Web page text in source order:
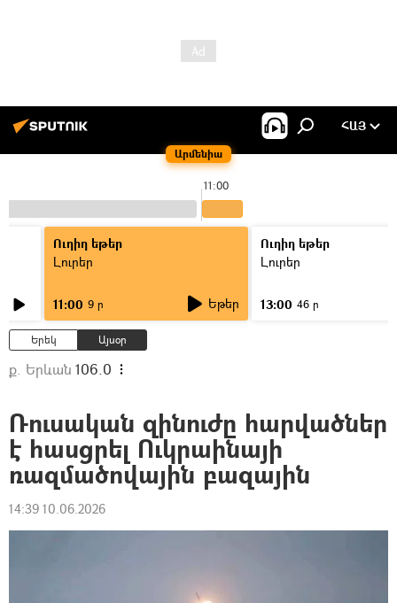
Արմենիա
ՀԱՅ
11:00
Ուղիղ եթեր
Լուրեր
11:00 9 ր Եթեր
Ուղիղ եթեր
Լուրեր
13:00 46 ր
Երեկ Այսօր
ք. Երևան 106.0
Ռուսական զինուժը հարվածներ
է հասցրել Ուկրաինայի
ռազմածովային բազային
14:39 10.06.2026